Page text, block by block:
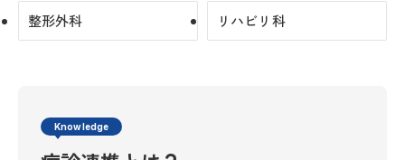
整形外科 リハビリ科
Knowledge